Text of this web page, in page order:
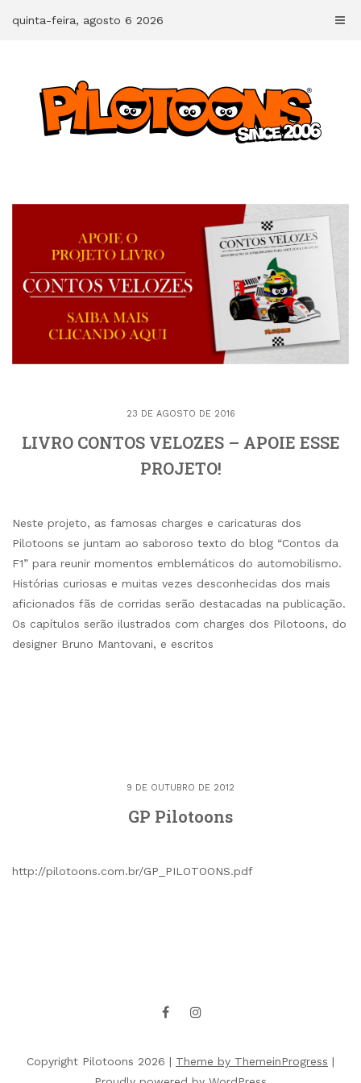
quinta-feira, agosto 6 2026
23 DE AGOSTO DE 2016
LIVRO CONTOS VELOZES – APOIE ESSE
PROJETO!
Neste projeto, as famosas charges e caricaturas dos
Pilotoons se juntam ao saboroso texto do blog “Contos da
F1” para reunir momentos emblemáticos do automobilismo.
Histórias curiosas e muitas vezes desconhecidas dos mais
aficionados fãs de corridas serão destacadas na publicação.
Os capítulos serão ilustrados com charges dos Pilotoons, do
designer Bruno Mantovani, e escritos
9 DE OUTUBRO DE 2012
GP Pilotoons
http://pilotoons.com.br/GP_PILOTOONS.pdf
Copyright Pilotoons 2026 | Theme by ThemeinProgress |